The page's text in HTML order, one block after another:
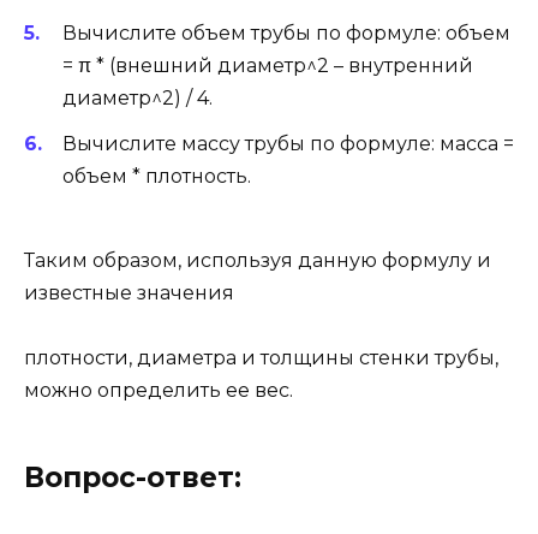
Вычислите объем трубы по формуле: объем
= π * (внешний диаметр^2 – внутренний
диаметр^2) / 4.
Вычислите массу трубы по формуле: масса =
объем * плотность.
Таким образом, используя данную формулу и
известные значения
плотности, диаметра и толщины стенки трубы,
можно определить ее вес.
Вопрос-ответ: